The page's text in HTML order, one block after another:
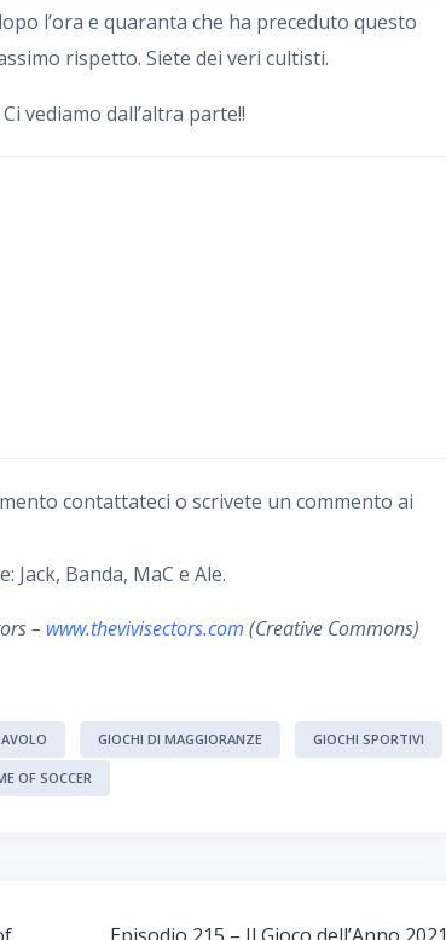
l’ora e quaranta che ha preceduto questo
rispetto. Siete dei veri cultisti.
vediamo dall’altra parte!!
contattateci o scrivete un commento ai
Banda, MaC e Ale.
– www.thevivisectors.com (Creative Commons)
GIOCHI DI MAGGIORANZE GIOCHI SPORTIVI
OF SOCCER